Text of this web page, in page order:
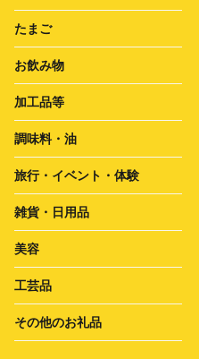
たまご
お飲み物
加工品等
調味料・油
旅行・イベント・体験
雑貨・日用品
美容
工芸品
その他のお礼品